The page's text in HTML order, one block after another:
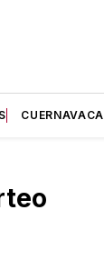
CUERNAVACA